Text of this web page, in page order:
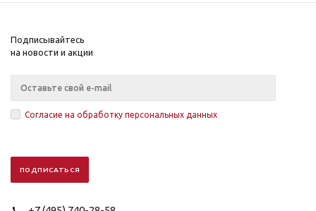
Подписывайтесь
на новости и акции
Согласие на обработку персональных данных